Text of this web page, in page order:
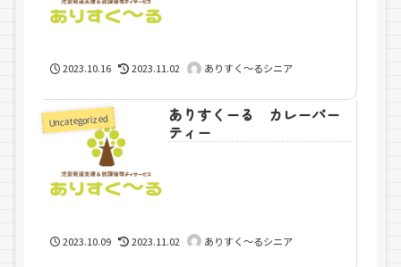
2023.10.16 2023.11.02 ありすく～るシニア
Uncategorized
ありすくーる カレーパー
ティー
2023.10.09 2023.11.02 ありすく～るシニア